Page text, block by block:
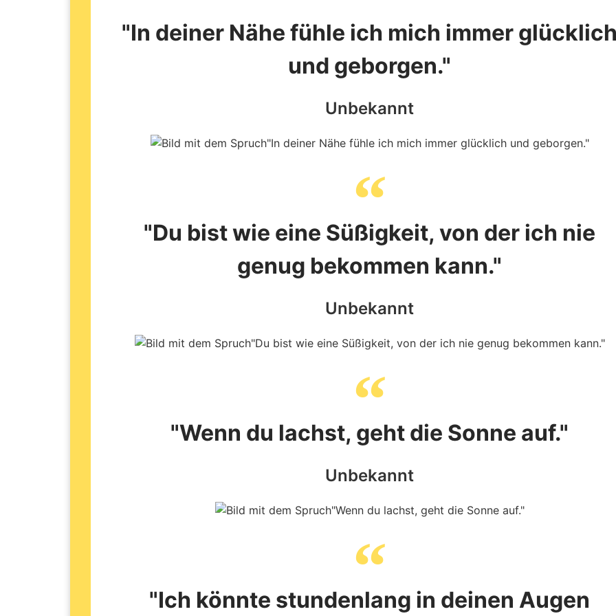
"In deiner Nähe fühle ich mich immer
und geborgen."
Unbekannt
"Du bist wie eine Süßigkeit, von der ich nie
genug bekommen kann."
Unbekannt
"Wenn du lachst, geht die Sonne auf."
Unbekannt
"Ich könnte stundenlang in deinen Augen